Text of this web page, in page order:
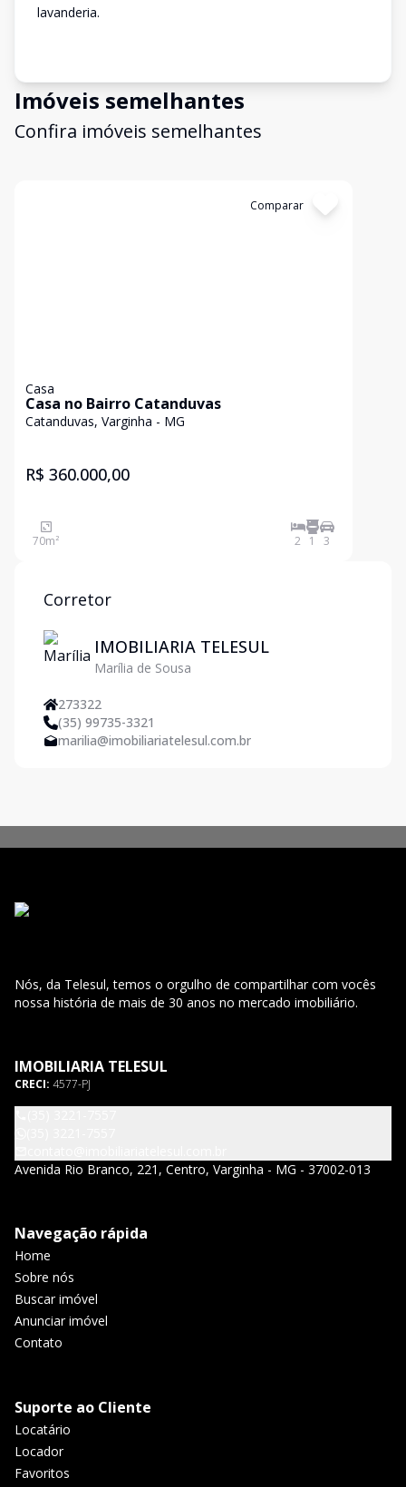
lavanderia.
Imóveis semelhantes
Confira imóveis semelhantes
Comparar
Casa
Casa no Bairro Catanduvas
Catanduvas, Varginha - MG
R$ 360.000,00
70m² 2 1 3
Corretor
IMOBILIARIA TELESUL
Marília de Sousa
273322
(35) 99735-3321
marilia@imobiliariatelesul.com.br
Nós, da Telesul, temos o orgulho de compartilhar com vocês
nossa história de mais de 30 anos no mercado imobiliário.
IMOBILIARIA TELESUL
CRECI: 4577-PJ
Avenida Rio Branco, 221, Centro, Varginha - MG - 37002-013
Navegação rápida
Home
Sobre nós
Buscar imóvel
Anunciar imóvel
Contato
Suporte ao Cliente
Locatário
Locador
Favoritos